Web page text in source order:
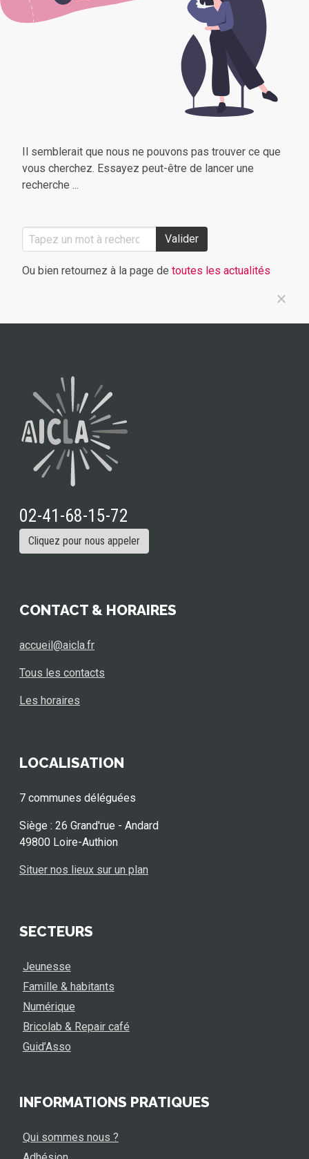
Il semblerait que nous ne pouvons pas trouver ce que
vous cherchez. Essayez peut-être de lancer une
recherche ...
Valider
Ou bien retournez à la page de toutes les actualités
02-41-68-15-72
Cliquez pour nous appeler
CONTACT & HORAIRES
accueil@aicla.fr
Tous les contacts
Les horaires
LOCALISATION
7 communes déléguées
Siège : 26 Grand'rue - Andard
49800 Loire-Authion
Situer nos lieux sur un plan
SECTEURS
Jeunesse
Famille & habitants
Numérique
Bricolab & Repair café
Guid’Asso
INFORMATIONS PRATIQUES
Qui sommes nous ?